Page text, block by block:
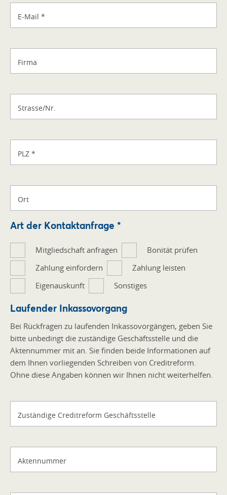
E-Mail *
Firma
Strasse/Nr.
PLZ *
Ort
Art der Kontaktanfrage *
* Mitgliedschaft anfragen
Bonität prüfen
Zahlung einfordern
Zahlung leisten
Eigenauskunft
Sonstiges
Laufender Inkassovorgang
Bei Rückfragen zu laufenden Inkassovorgängen, geben Sie
bitte unbedingt die zuständige Geschäftsstelle und die
Aktennummer mit an. Sie finden beide Informationen auf
dem Ihnen vorliegenden Schreiben von Creditreform.
Ohne diese Angaben können wir Ihnen nicht weiterhelfen.
Zuständige Creditreform Geschäftsstelle
Aktennummer